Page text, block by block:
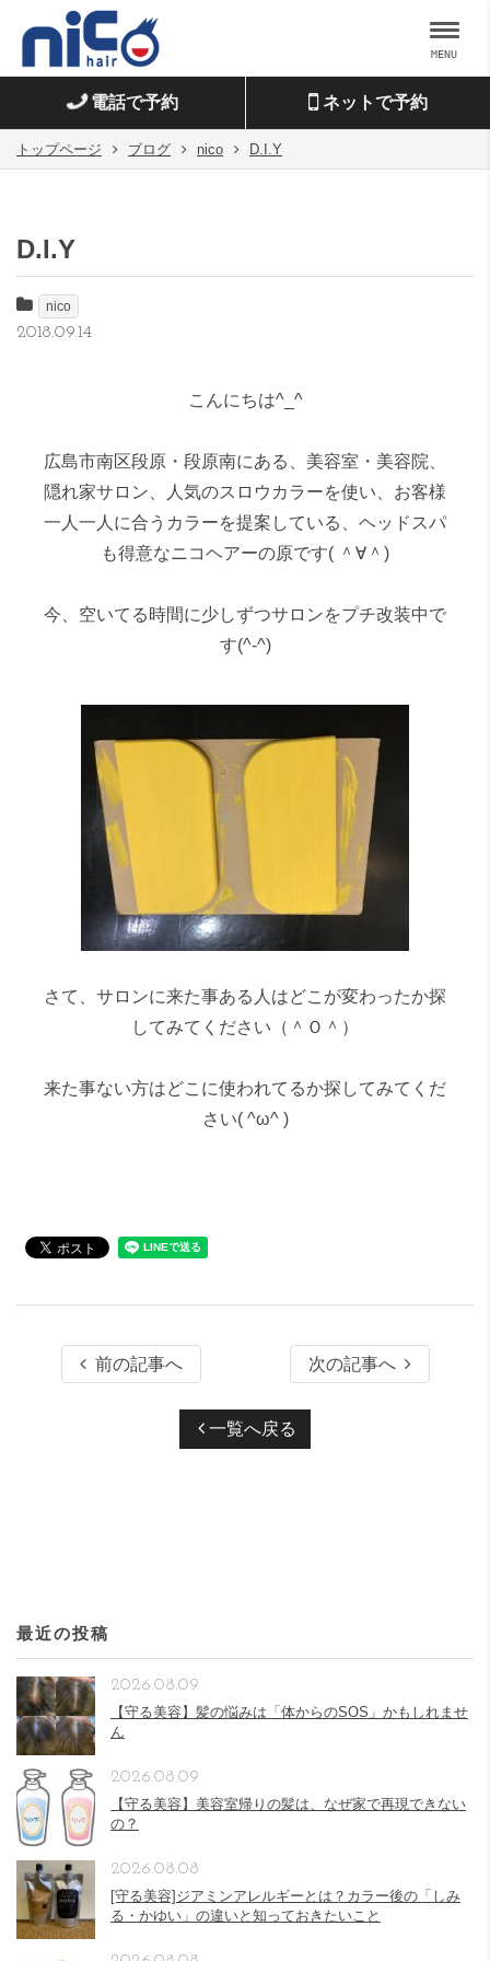
電話で予約 ネットで予約
トップページ ブログ nico D.I.Y
D.I.Y
nico
2018.09.14
こんにちは^_^
広島市南区段原・段原南にある、美容室・美容院、
隠れ家サロン、人気のスロウカラーを使い、お客様
一人一人に合うカラーを提案している、ヘッドスパ
も得意なニコヘアーの原です( ＾∀＾)
今、空いてる時間に少しずつサロンをプチ改装中で
す(^-^)
さて、サロンに来た事ある人はどこが変わったか探
してみてください（＾Ｏ＾）
来た事ない方はどこに使われてるか探してみてくだ
さい( ^ω^ )
前の記事へ 次の記事へ
一覧へ戻る
最近の投稿
【守る美容】髪の悩みは「体からのSOS」かもしれませ
ん
2026.08.09
【守る美容】美容室帰りの髪は、なぜ家で再現できない
の？
2026.08.09
[守る美容]ジアミンアレルギーとは？カラー後の「しみ
る・かゆい」の違いと知っておきたいこと
2026.08.08
MENU